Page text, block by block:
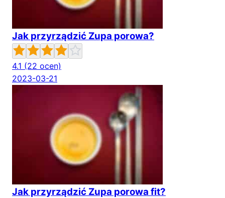
Jak przyrządzić Zupa porowa?
4.1 (22 ocen)
2023-03-21
Jak przyrządzić Zupa porowa fit?